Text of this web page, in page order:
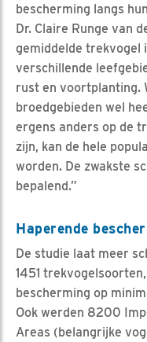
bescherming langs
Dr. Claire Runge van
gemiddelde trekvogel
verschillende
rust en voortplanting.
broedgebieden wel
ergens anders op de
zijn, kan de hele
worden. De zwakste
bepalend.”
Haperende
De studie laat meer
1451
bescherming op
Ook werden 8200
Areas (belangrijke